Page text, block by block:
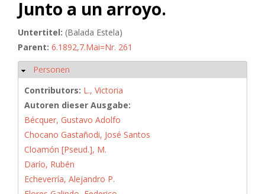
Junto a un arroyo.
Untertitel: (Balada Estela)
Parent: 6.1892,7.Mai=Nr. 261
Hide
Personen
Contributors: L., Victoria
Autoren dieser Ausgabe:
Bécquer, Gustavo Adolfo
Chocano Gastañodi, José Santos
Cloamón [Pseud.], M.
Darío, Rubén
Echeverría, Alejandro P.